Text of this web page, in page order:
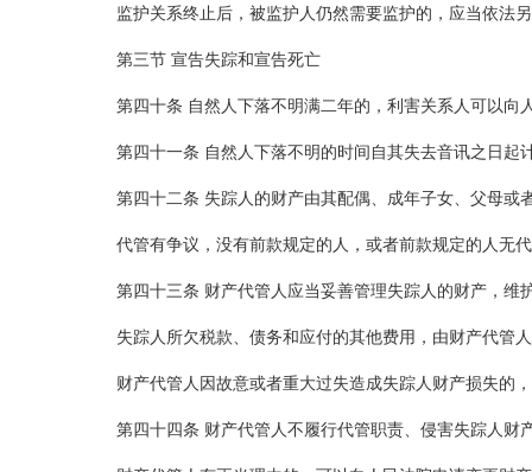
监护关系终止后，被监护人仍然需要监护的，应当依法
第三节 宣告失踪和宣告死亡
第四十条 自然人下落不明满二年的，利害关系人可以向
第四十一条 自然人下落不明的时间自其失去音讯之日
第四十二条 失踪人的财产由其配偶、成年子女、父母或
代管有争议，没有前款规定的人，或者前款规定的人无
第四十三条 财产代管人应当妥善管理失踪人的财产，维
失踪人所欠税款、债务和应付的其他费用，由财产代管
财产代管人因故意或者重大过失造成失踪人财产损失的
第四十四条 财产代管人不履行代管职责、侵害失踪人